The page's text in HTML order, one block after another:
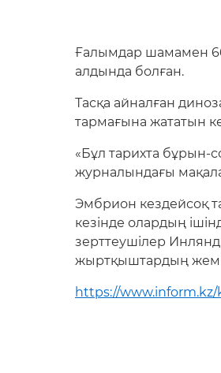
Ғалымдар шамамен
алдында болған.
Тасқа айналған
тармағына жататын
«Бұл тарихта бұрын-
журналындағы
Эмбрион кездейсоқ
кезінде олардың
зерттеушілер
жыртқыштардың
https://